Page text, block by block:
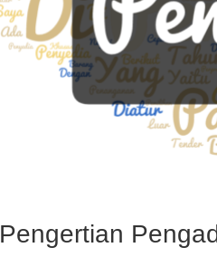
Pengertian